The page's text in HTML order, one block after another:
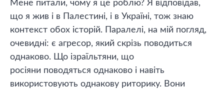
Мене питали, чому я це роблю? Я відповідав,
що я жив і в Палестині, і в Україні, тож знаю
контекст обох історій. Паралелі, на мій погляд,
очевидні: є агресор, який скрізь поводиться
однаково. Що ізраїльтяни, що
росіяни поводяться однаково і навіть
використовують однакову риторику. Вони